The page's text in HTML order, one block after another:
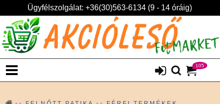
Ügyfélszolgálat: +36(30)563-6134 (9 - 14 óráig)
105